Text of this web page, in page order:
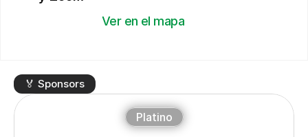
Ver en el mapa
🏅 Sponsors
Platino